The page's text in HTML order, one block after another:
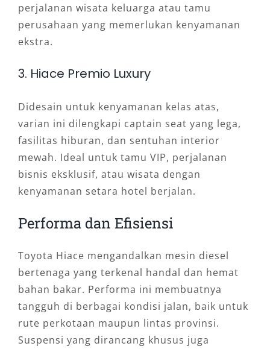
perjalanan wisata keluarga atau tamu
perusahaan yang memerlukan kenyamanan
ekstra.
3. Hiace Premio Luxury
Didesain untuk kenyamanan kelas atas,
varian ini dilengkapi captain seat yang lega,
fasilitas hiburan, dan sentuhan interior
mewah. Ideal untuk tamu VIP, perjalanan
bisnis eksklusif, atau wisata dengan
kenyamanan setara hotel berjalan.
Performa dan Efisiensi
Toyota Hiace mengandalkan mesin diesel
bertenaga yang terkenal handal dan hemat
bahan bakar. Performa ini membuatnya
tangguh di berbagai kondisi jalan, baik untuk
rute perkotaan maupun lintas provinsi.
Suspensi yang dirancang khusus juga